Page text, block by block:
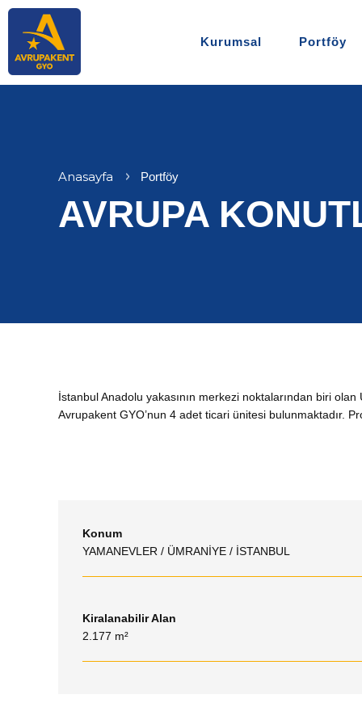
Kurumsal Portföy
Anasayfa Portföy
AVRUPA
İstanbul Anadolu yakasının merkezi noktalarından biri
Avrupakent GYO’nun 4 adet ticari ünitesi bulunmaktadır.
Konum
YAMANEVLER / ÜMRANİYE / İSTANBUL
Kiralanabilir Alan
2.177 m²